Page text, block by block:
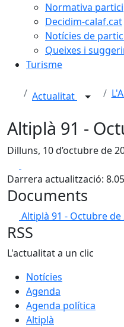
Normativa
Decidim-calaf.cat
Notícies de
Queixes i
Turisme
Actualitat
Altiplà 91 -
Dilluns, 10 d’octubre de
Darrera actualització:
Documents
Altiplà 91 - Octubre de
RSS
L'actualitat a un clic
Notícies
Agenda
Agenda política
Altiplà